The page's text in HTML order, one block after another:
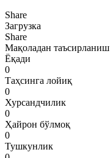
Share
Загрузка
Share
Мақоладан таъсирланиш
Ёқади
0
Таҳсинга лойиқ
0
Хурсандчилик
0
Ҳайрон бўлмоқ
0
Тушкунлик